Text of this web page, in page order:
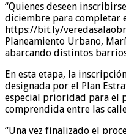
“Quienes deseen
diciembre para completar
https://bit.ly/
Planeamiento Urbano,
abarcando distintos
En esta etapa, la
designada por el Plan
especial prioridad para el
comprendida entre las
“Una vez finalizado el